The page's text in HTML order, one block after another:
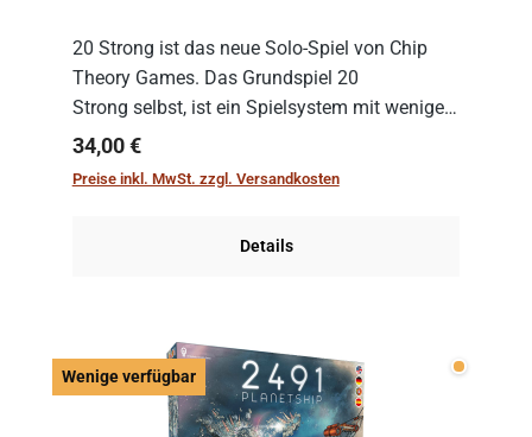
20 Strong ist das neue Solo-Spiel von Chip
Theory Games. Das Grundspiel 20
Strong selbst, ist ein Spielsystem mit wenigen,
einfachen Regeln. Um es zu spielen, muss es
immer mit einem Themenset ergänzt werden.
Regulärer Preis:
34,00 €
Preise inkl. MwSt. zzgl. Versandkosten
Details
Wenige verfügbar Wenige